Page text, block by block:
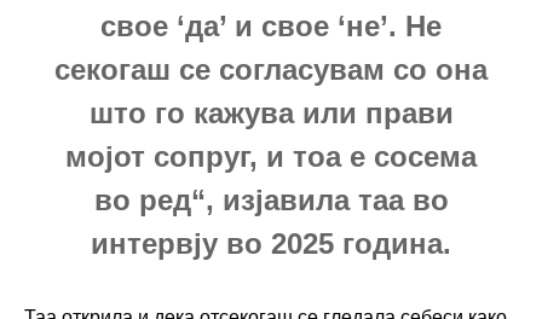
свое ‘да’ и свое ‘не’. Не
секогаш се согласувам со она
што го кажува или прави
мојот сопруг, и тоа е сосема
во ред“, изјавила таа во
интервју во 2025 година.